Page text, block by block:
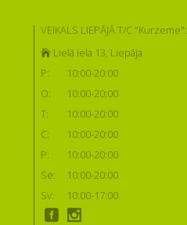
VEIKALS LIEPĀJĀ T/C "Kurzeme":
Lielā iela 13, Liepāja
P:
10:00-20:00
O:
10:00-20:00
T:
10:00-20:00
C:
10:00-20:00
P:
10:00-20:00
Se:
10:00-20:00
Sv:
10:00-17:00